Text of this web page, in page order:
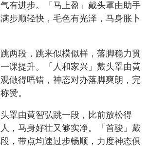
有进步。「马上盈」戴头罩由助手
步顺轻快，毛色有光泽，马身胀卜
跳两段，跳来似模似样，落脚稳力贯
课提升。「人和家兴」戴头罩由黄
做得唔错，神态对办落脚爽朗，完
赞。
头罩由黄智弘跳一段，比前放松得
，马身好壮又够实净。「首骏」戴
，带点均速过步畅顺，力度神态俱